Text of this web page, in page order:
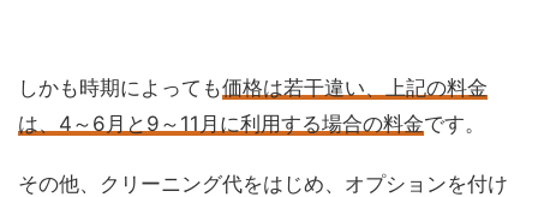
しかも時期によっても価格は若干違い、上記の料金
は、4～6月と9～11月に利用する場合の料金です。
その他、クリーニング代をはじめ、オプションを付け